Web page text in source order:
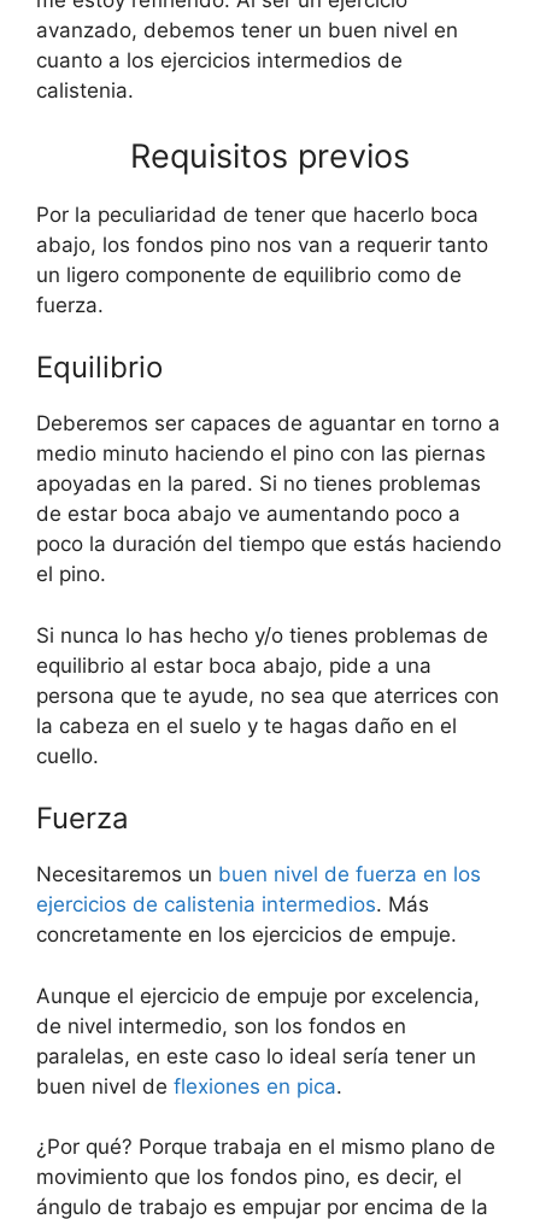
avanzado, debemos tener un buen nivel en
cuanto a los ejercicios intermedios de
calistenia.
Requisitos previos
Por la peculiaridad de tener que hacerlo boca
abajo, los fondos pino nos van a requerir tanto
un ligero componente de equilibrio como de
fuerza.
Equilibrio
Deberemos ser capaces de aguantar en torno a
medio minuto haciendo el pino con las piernas
apoyadas en la pared. Si no tienes problemas
de estar boca abajo ve aumentando poco a
poco la duración del tiempo que estás haciendo
el pino.
Si nunca lo has hecho y/o tienes problemas de
equilibrio al estar boca abajo, pide a una
persona que te ayude, no sea que aterrices con
la cabeza en el suelo y te hagas daño en el
cuello.
Fuerza
Necesitaremos un buen nivel de fuerza en los
ejercicios de calistenia intermedios. Más
concretamente en los ejercicios de empuje.
Aunque el ejercicio de empuje por excelencia,
de nivel intermedio, son los fondos en
paralelas, en este caso lo ideal sería tener un
buen nivel de flexiones en pica.
¿Por qué? Porque trabaja en el mismo plano de
movimiento que los fondos pino, es decir, el
ángulo de trabajo es empujar por encima de la